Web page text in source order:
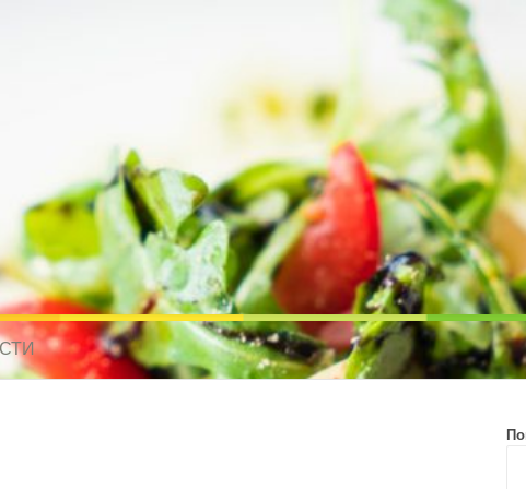
рецепты для всех
РЕЦЕПТЫ ДЛЯ МУЛЬТИВАРКИ. РЕЦЕПТЫ ДЛЯ МИКРОВОЛНОВОЙ